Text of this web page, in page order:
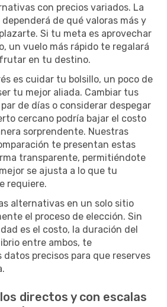
con precios variados. La
de qué valoras más y
Si tu meta es aprovechar
un vuelo más rápido te regalará
en tu destino.
es cuidar tu bolsillo, un poco de
tu mejor aliada. Cambiar tus
de días o considerar despegar
cercano podría bajar el costo
sorprendente. Nuestras
te presentan estas
transparente, permitiéndote
se ajusta a lo que tu
requiere.
alternativas en un solo sitio
el proceso de elección. Sin
es el costo, la duración del
entre ambos, te
datos precisos para que reserves
directos y con escalas